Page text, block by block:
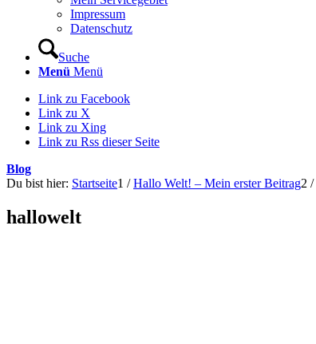
Impressum
Datenschutz
Suche
Menü Menü
Link zu Facebook
Link zu X
Link zu Xing
Link zu Rss dieser Seite
Blog
Du bist hier: Startseite1 / Hallo Welt! – Mein erster Beitrag2 /
hallowelt